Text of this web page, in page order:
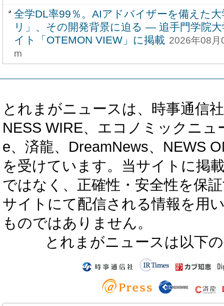
全学DL率99％。AIアドバイザーを備えた
リ」、その開発背景に迫る ― 追手門学院
イト「OTEMON VIEW」に掲載 2026年08月
m
とれまがニュースは、時事通信
NESS WIRE、エコノミックニ
e、済龍、DreamNews、NEWS
を受けています。当サイトに掲
ではなく、正確性・安全性を保
サイトにて配信される情報を用
ものではありません。
とれまがニュースは以下